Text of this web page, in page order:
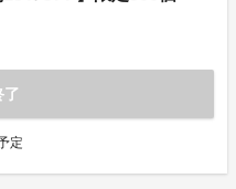
了
定